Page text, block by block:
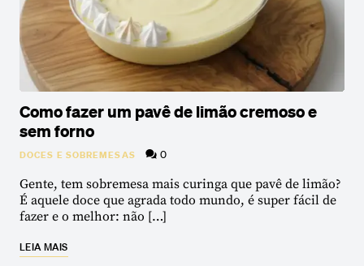
Como fazer um pavê de limão cremoso e
sem forno
DOCES E SOBREMESAS 0
Gente, tem sobremesa mais curinga que pavê de limão?
É aquele doce que agrada todo mundo, é super fácil de
fazer e o melhor: não […]
LEIA MAIS